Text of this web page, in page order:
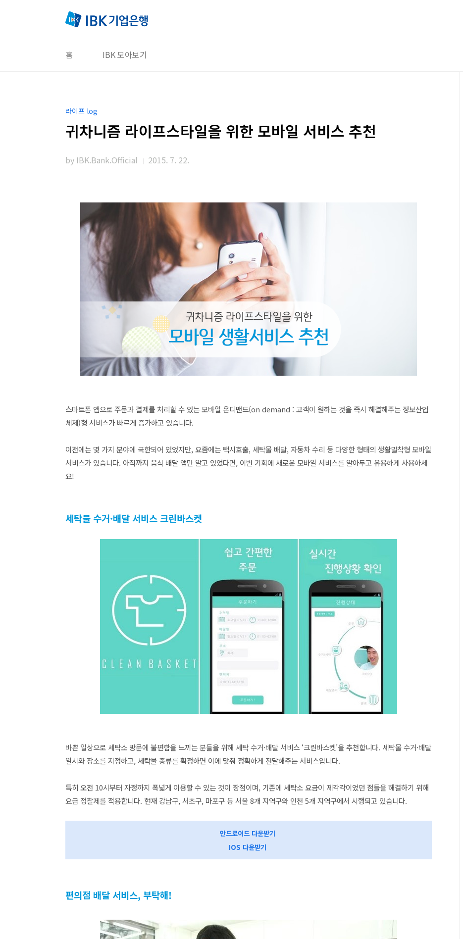
홈 IBK 모아보기
라이프 log
귀차니즘 라이프스타일을 위한 모바일 서비스 추천
by IBK.Bank.Official 2015. 7. 22.
스마트폰 앱으로 주문과 결제를 처리할 수 있는 모바일 온디맨드(on demand : 고객이 원하는 것을 즉시 해결해주는 정보산업
체제)형 서비스가 빠르게 증가하고 있습니다.
이전에는 몇 가지 분야에 국한되어 있었지만, 요즘에는 택시호출, 세탁물 배달, 자동차 수리 등 다양한 형태의 생활밀착형 모바일
서비스가 있습니다. 아직까지 음식 배달 앱만 알고 있었다면, 이번 기회에 새로운 모바일 서비스를 알아두고 유용하게 사용하세
요!
세탁물 수거·배달 서비스 크린바스켓
바쁜 일상으로 세탁소 방문에 불편함을 느끼는 분들을 위해 세탁 수거·배달 서비스 ‘크린바스켓’을 추천합니다. 세탁물 수거·배달
일시와 장소를 지정하고, 세탁물 종류를 확정하면 이에 맞춰 정확하게 전달해주는 서비스입니다.
특히 오전 10시부터 자정까지 폭넓게 이용할 수 있는 것이 장점이며, 기존에 세탁소 요금이 제각각이었던 점들을 해결하기 위해
요금 정찰제를 적용합니다. 현재 강남구, 서초구, 마포구 등 서울 8개 지역구와 인천 5개 지역구에서 시행되고 있습니다.
안드로이드 다운받기
IOS 다운받기
편의점 배달 서비스, 부탁해!